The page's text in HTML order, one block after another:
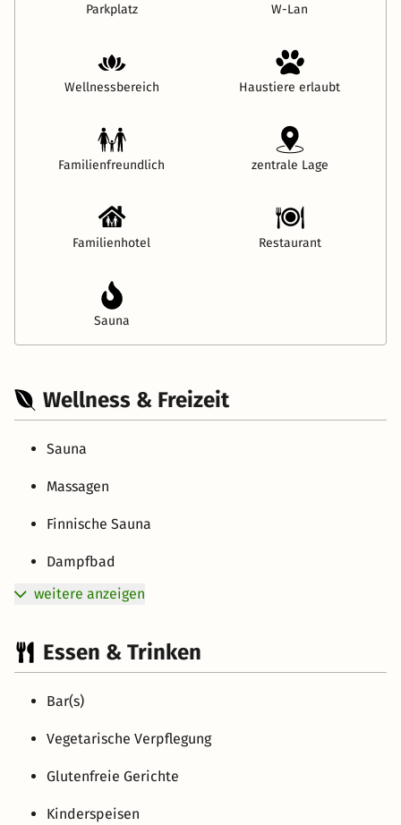
Parkplatz W-Lan
Wellnessbereich Haustiere erlaubt
Familienfreundlich zentrale Lage
Familienhotel Restaurant
Sauna
Wellness & Freizeit
Sauna
Massagen
Finnische Sauna
Dampfbad
weitere anzeigen
Essen & Trinken
Bar(s)
Vegetarische Verpflegung
Glutenfreie Gerichte
Kinderspeisen